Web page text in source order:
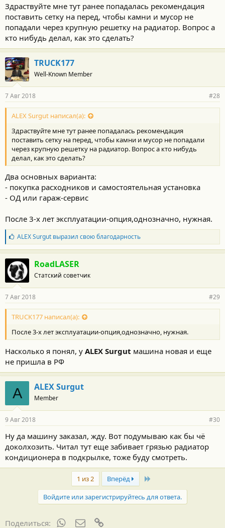
Здраствуйте мне тут ранее попадалась рекомендация
поставить сетку на перед, чтобы камни и мусор не
попадали через крупную решетку на радиатор. Вопрос а
кто нибудь делал, как это сделать?
TRUCK177
Well-Known Member
7 Авг 2018 #28
ALEX Surgut написал(а):
Здраствуйте мне тут ранее попадалась рекомендация
поставить сетку на перед, чтобы камни и мусор не попадали
через крупную решетку на радиатор. Вопрос а кто нибудь
делал, как это сделать?
Два основных варианта:
- покупка расходников и самостоятельная установка
- ОД или гараж-сервис
После 3-х лет эксплуатации-опция,однозначно, нужная.
Б
л
а
г
о
д
а
н
о
с
и
:
ALEX Surgutвыразил свою благодарность
RoadLASER
Статский советчик
7 Авг 2018 #29
TRUCK177 написал(а):
После 3-х лет эксплуатации-опция,однозначно, нужная.
Насколько я понял, у ALEX Surgut машина новая и еще
не пришла в РФ
A ALEX Surgut
Member
9 Авг 2018 #30
Ну да машину заказал, жду. Вот подумываю как бы чё
доколхозить. Читал тут еще забивает грязью радиатор
кондиционера в подкрылке, тоже буду смотреть.
1 из 2 Вперёд Last
Войдите или зарегистрируйтесь для ответа.
Поделиться: WhatsAppЭлектронная почта